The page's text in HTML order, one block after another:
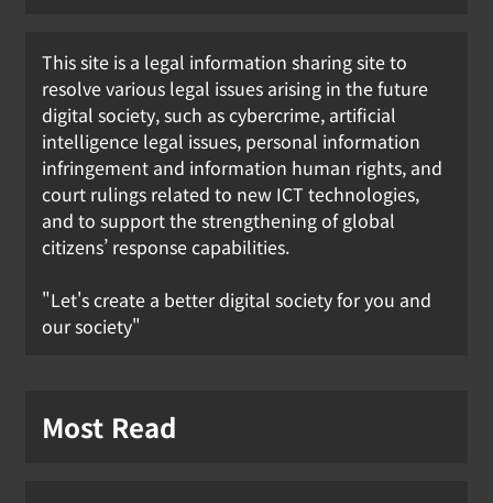
[KOR] 휴대전화 개통 시 안면인증, 6일
부터 시행
강철하 선임기자 2026년 07월 01일
0
This site is a legal information sharing site to
resolve various legal issues arising in the future
digital society, such as cybercrime, artificial
intelligence legal issues, personal information
infringement and information human rights, and
court rulings related to new ICT technologies,
and to support the strengthening of global
citizens’ response capabilities.
"Let's create a better digital society for you and
our society"
Most Read